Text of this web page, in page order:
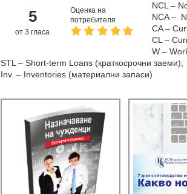
5
от 3 гласа
Оценка на
потребителя
NCL –
NCA –
CA –
CL –
W –
STL – Short-term Loans (краткосрочни заеми);
Inv. – Inventories (материални запаси)